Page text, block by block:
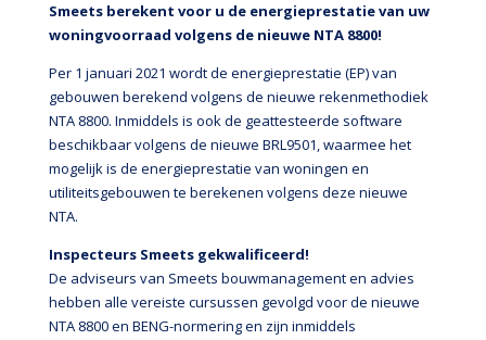
Smeets berekent voor u de energieprestatie van uw
woningvoorraad volgens de nieuwe NTA 8800!
Per 1 januari 2021 wordt de energieprestatie (EP) van
gebouwen berekend volgens de nieuwe rekenmethodiek
NTA 8800. Inmiddels is ook de geattesteerde software
beschikbaar volgens de nieuwe BRL9501, waarmee het
mogelijk is de energieprestatie van woningen en
utiliteitsgebouwen te berekenen volgens deze nieuwe
NTA.
Inspecteurs Smeets gekwalificeerd!
De adviseurs van Smeets bouwmanagement en advies
hebben alle vereiste cursussen gevolgd voor de nieuwe
NTA 8800 en BENG-normering en zijn inmiddels